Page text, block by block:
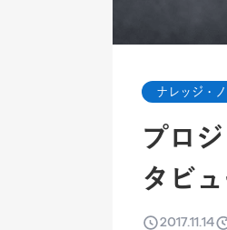
ナレッジ・
プロ
タビ
2017.11.14